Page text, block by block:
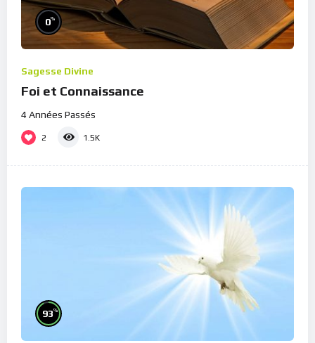
0%
Sagesse Divine
Foi et Connaissance
4 Années Passés
2 1.5K
93%